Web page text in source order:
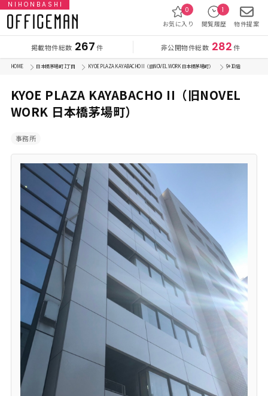
NIHONBASHI
掲載物件総数 267 件 非公開物件総数 282件
お気に入り
0
閲覧履歴
1
物件提案
HOME 日本橋茅場町 1丁目 KYOE PLAZA KAYABACHO II（旧NOVEL WORK 日本橋茅場町） 9+10 階
KYOE PLAZA KAYABACHO II（旧NOVEL
WORK 日本橋茅場町）
事務所